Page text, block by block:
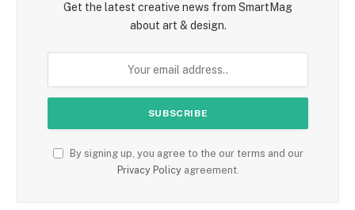
Get the latest creative news from SmartMag
about art & design.
By signing up, you agree to the our terms and our
Privacy Policyagreement.